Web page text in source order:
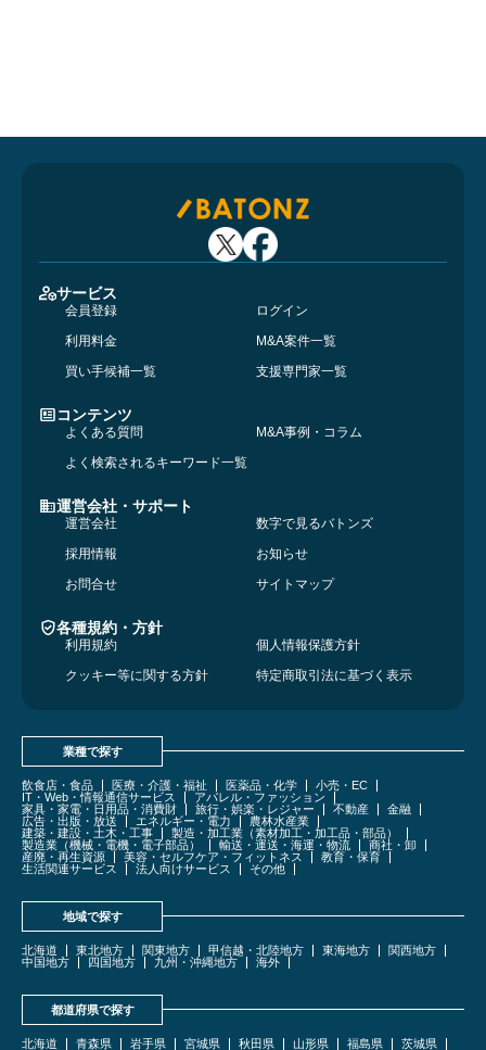
サービス
会員登録
ログイン
利用料金
M&A案件一覧
買い手候補一覧
支援専門家一覧
コンテンツ
よくある質問
M&A事例・コラム
よく検索されるキーワード一覧
運営会社・サポート
運営会社
数字で見るバトンズ
採用情報
お知らせ
お問合せ
サイトマップ
各種規約・方針
利用規約
個人情報保護方針
クッキー等に関する方針
特定商取引法に基づく表示
業種で探す
飲食店・食品 医療・介護・福祉 医薬品・化学
小売・EC
IT・Web・情報通信サービス
アパレル・ファッション
家具・家電・日用品・消費財
旅行・娯楽・レジャー 不動産
金融
広告・出版・放送
エネルギー・電力
農林水産業
建築・建設・土木・工事
製造・加工業（素材加工・加工品・部品）
製造業（機械・電機・電子部品）
輸送・運送・海運・物流
商社・卸
産廃・再生資源
美容・セルフケア・フィットネス
教育・保育
生活関連サービス
法人向けサービス その他
地域で探す
北海道 東北地方 関東地方 甲信越・北陸地方 東海地方
関西地方
中国地方
四国地方 九州・沖縄地方 海外
都道府県で探す
北海道 青森県 岩手県 宮城県 秋田県 山形県 福島県
茨城県